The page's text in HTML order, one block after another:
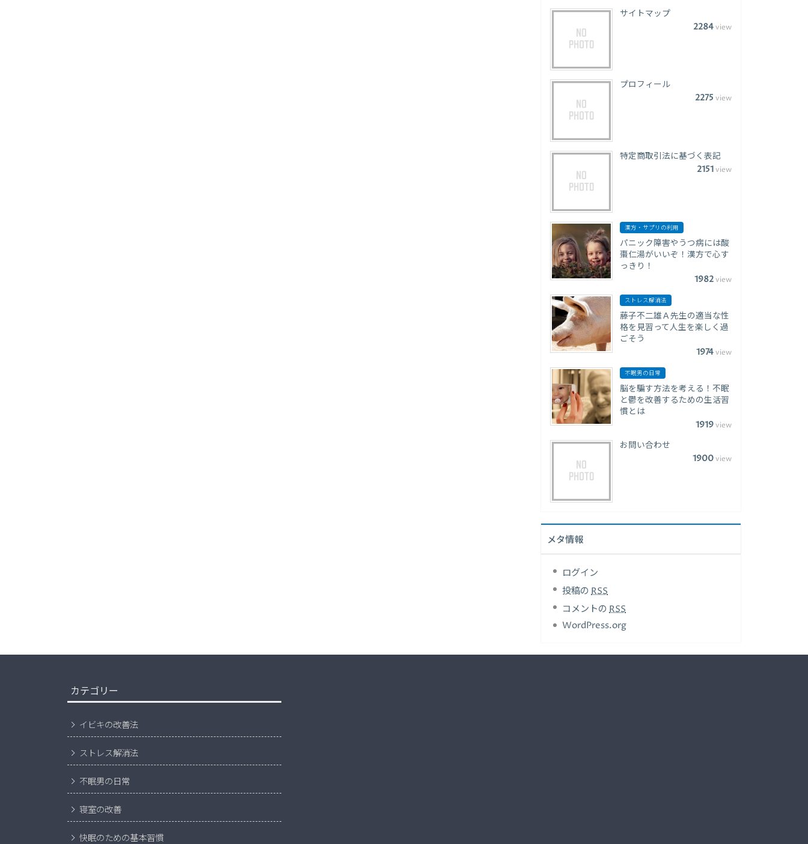
サイトマップ
2284view
プロフィール
2275 view
特定商取引法に基づく表記
2151view
漢方・サプリの利用
パニック障害やうつ病には酸
棗仁湯がいいぞ！漢方で心す
っきり！
1982view
ストレス解消法
藤子不二雄Ａ先生の適当な性
格を見習って人生を楽しく過
ごそう
1974view
不眠男の日常
脳を騙す方法を考える！不眠
と鬱を改善するための生活習
慣とは
1919view
お問い合わせ
1900view
メタ情報
ログイン
投稿のRSS
コメントのRSS
WordPress.org
カテゴリー
イビキの改善法
ストレス解消法
不眠男の日常
寝室の改善
快眠のための基本習慣